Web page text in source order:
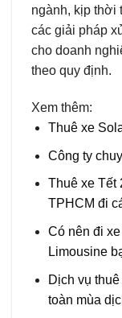
ngành, kịp thời
các giải pháp
cho doanh
theo quy định.
Xem thêm:
Thuê xe
Công ty
Thuê xe Tết
TPHCM đi
Có nên đi
Limousine
Dịch vụ
toàn mùa